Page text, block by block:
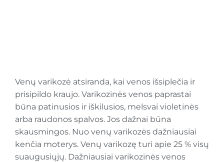
Venų varikozė atsiranda, kai venos išsiplečia ir
prisipildo kraujo. Varikozinės venos paprastai
būna patinusios ir iškilusios, melsvai violetinės
arba raudonos spalvos. Jos dažnai būna
skausmingos. Nuo venų varikozės dažniausiai
kenčia moterys. Venų varikozę turi apie 25 % visų
suaugusiųjų. Dažniausiai varikozinės venos